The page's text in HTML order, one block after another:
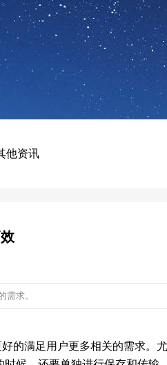
他资讯
需求。
的满足用户更多相关的需求。